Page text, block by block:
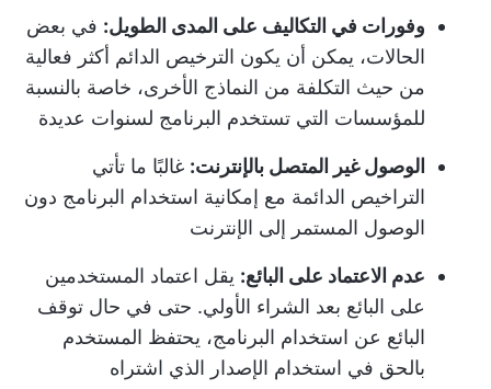
وفورات في التكاليف على المدى الطويل: في بعض
الحالات، يمكن أن يكون الترخيص الدائم أكثر فعالية
من حيث التكلفة من النماذج الأخرى، خاصة بالنسبة
للمؤسسات التي تستخدم البرنامج لسنوات عديدة
الوصول غير المتصل بالإنترنت: غالبًا ما تأتي
التراخيص الدائمة مع إمكانية استخدام البرنامج دون
الوصول المستمر إلى الإنترنت
عدم الاعتماد على البائع: يقل اعتماد المستخدمين
على البائع بعد الشراء الأولي. حتى في حال توقف
البائع عن استخدام البرنامج، يحتفظ المستخدم
بالحق في استخدام الإصدار الذي اشتراه